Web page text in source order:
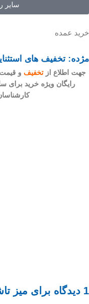
سایر
خرید عمده
مژده: تخفیف های
جهت اطلاع ازتخفیف و
رایگان ویژه خرید برای
1 دیدگاه برای میز